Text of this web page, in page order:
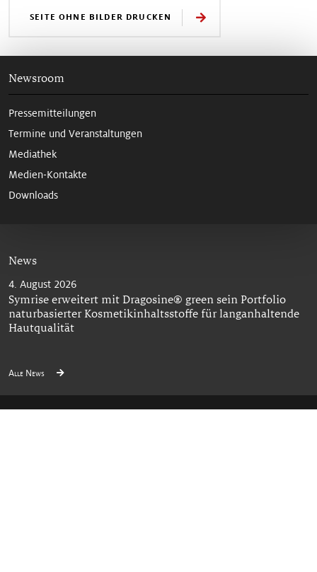
SEITE OHNE BILDER DRUCKEN
Newsroom
Pressemitteilungen
Termine und Veranstaltungen
Mediathek
Medien-Kontakte
Downloads
News
4. August 2026
Symrise erweitert mit Dragosine® green sein Portfolio
naturbasierter Kosmetikinhaltsstoffe für langanhaltende
Hautqualität
Alle News